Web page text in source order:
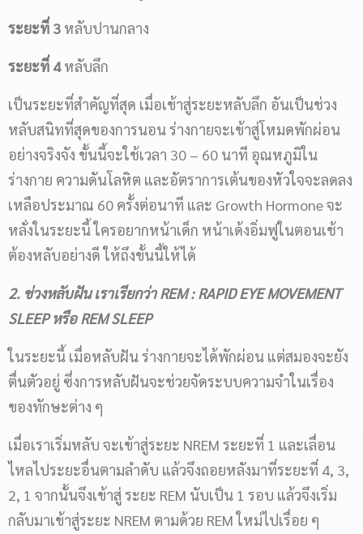
ระยะที่ 3 หลับปานกลาง
ระยะที่ 4หลับลึก
เป็นระยะที่สำคัญที่สุด เมื่อเข้าสู่ระยะหลับลึก อันเป็นช่วง
หลับสนิทที่สุดของการนอน ร่างกายจะเข้าสู่โหมดพักผ่อน
อย่างจริงจัง ขั้นนี้จะใช้เวลา 30 – 60 นาที อุณหภูมิใน
ร่างกาย ความดันโลหิต และอัตราการเต้นของหัวใจจะลดลง
เหลือประมาณ 60 ครั้งต่อนาที และ Growth Hormone จะ
หลั่งในระยะนี้ ใครอยากหน้าเด็ก หน้าเด้งอิ่มฟูในตอนเช้า
ต้องหลับอย่างดี ให้ถึงขั้นนี้ให้ได้
2. ช่วงหลับฝัน เราเรียกว่าREM : RAPID EYE MOVEMENT
SLEEP หรือ REM SLEEP
ในระยะนี้ เมื่อหลับฝัน ร่างกายจะได้พักผ่อน แต่สมองจะยัง
ตื่นตัวอยู่ ซึ่งการหลับฝันจะช่วยจัดระบบความจำในเรื่อง
ของทักษะต่าง ๆ
เมื่อเราเริ่มหลับ จะเข้าสู่ระยะ NREM ระยะที่ 1 และเลื่อน
ไหลไประยะอื่นตามลำดับ แล้วจึงถอยหลังมาที่ระยะที่ 4, 3,
2, 1 จากนั้นจึงเข้าสู่ ระยะ REM นับเป็น 1 รอบ แล้วจึงเริ่ม
กลับมาเข้าสู่ระยะ NREM ตามด้วย REM ใหม่ไปเรื่อย ๆ